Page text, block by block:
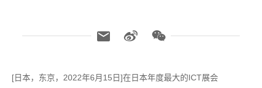
[日本，东京，2022年6月15日]在日本年度最大的ICT展会